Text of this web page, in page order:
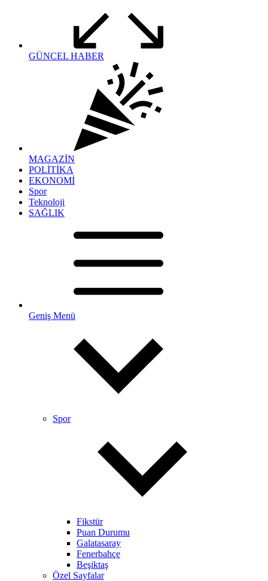
GÜNCEL HABER
MAGAZİN
POLİTİKA
EKONOMİ
Spor
Teknoloji
SAĞLIK
Geniş Menü
Spor
Fikstür
Puan Durumu
Galatasaray
Fenerbahçe
Beşiktaş
Özel Sayfalar